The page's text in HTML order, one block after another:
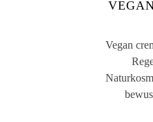
Vegan